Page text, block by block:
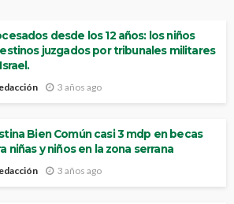
desde los 12 años: los niños
juzgados por tribunales militares
3 años ago
Bien Común casi 3 mdp en becas
niñas y niños en la zona serrana
3 años ago